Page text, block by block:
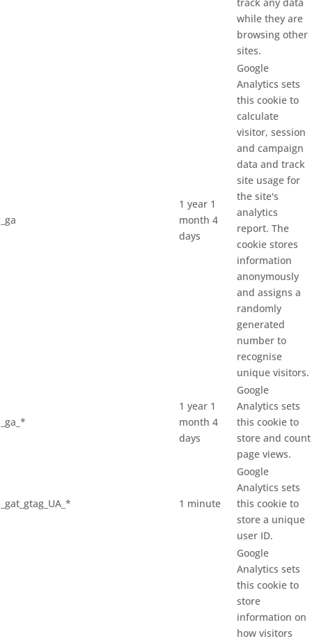
while they are
browsing other
sites.
_ga
1 year 1
month 4
days
Google
Analytics sets
this cookie to
calculate
visitor, session
and campaign
data and track
site usage for
the site's
analytics
report. The
cookie stores
information
anonymously
and assigns a
randomly
generated
number to
recognise
unique visitors.
_ga_*
1 year 1
month 4
days
Google
Analytics sets
this cookie to
store and count
page views.
_gat_gtag_UA_* 1 minute
Google
Analytics sets
this cookie to
store a unique
user ID.
Google
Analytics sets
this cookie to
store
information on
how visitors